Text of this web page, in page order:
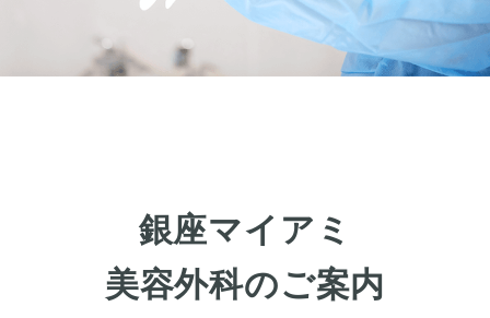
銀座マイアミ
美容外科のご案内